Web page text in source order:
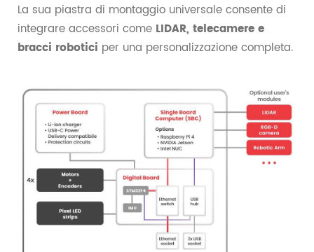
La sua piastra di montaggio universale consente di
integrare accessori come LIDAR, telecamere e
bracci robotici per una personalizzazione completa.